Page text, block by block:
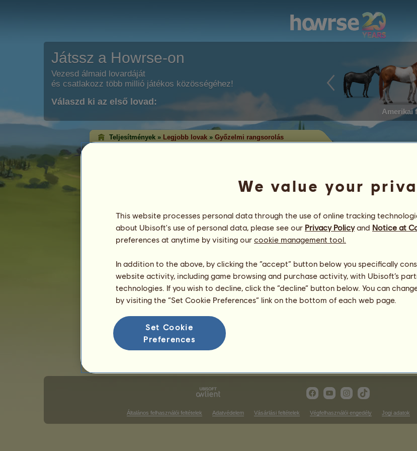
Játssz a Howrse-on
Vezesd álmaid lovardáját
és csatlakozz több millió játékos közösségéhez!
Válaszd ki az első lovad:
Amerikai
Teljesítmények » Legjobb lovak » Győzelmi rangsorolás
érték el az egyes versenyágakban. Általában a legtöbb címmel rendelkező
Legutóbbi frissítés: augusztus 7.
Angol stílusú versenyek Western stílusú versenyek
Galopp futam győzelmek
Nincs mit megjeleníteni ezen a rangsoron
Ügető futam
Nincs mit
Díjugrató győzelmek Tereplovagló
Díjlovagló győzelmek
Általános felhasználói feltételek Adatvédelem Vásárlási feltételek Végfelhasználói engedély Jogi adatok
We value your
This website processes personal data through the use of online tracking
about Ubisoft's use of personal data, please see our Privacy Policyand Notice at
preferences at anytime by visiting our cookie management tool.
In addition to the above, by clicking the “accept” button below you specifically
website activity, including game browsing and purchase activity, with Ubisoft’s
technologies. If you wish to decline, click the “decline” button below. You can
by visiting the “Set Cookie Preferences” link on the bottom of each web page.
Set Cookie
Preferences